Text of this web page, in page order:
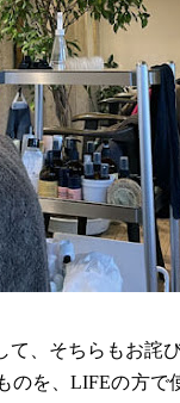
、そちらもお詫
を、LIFEの方で